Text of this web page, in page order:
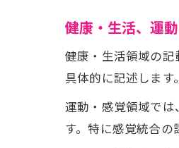
健康・生活、運
健康・生活領域の
具体的に記述します
運動・感覚領域で
す。特に感覚統合の